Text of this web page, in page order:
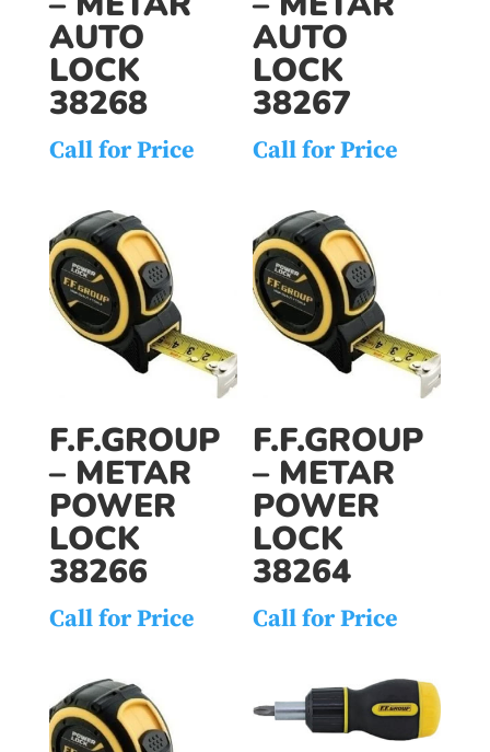
AUTO
LOCK
38268
Call for Price
AUTO
LOCK
38267
Call for Price
F.F.GROUP
– METAR
POWER
LOCK
38266
Call for Price
F.F.GROUP
– METAR
POWER
LOCK
38264
Call for Price